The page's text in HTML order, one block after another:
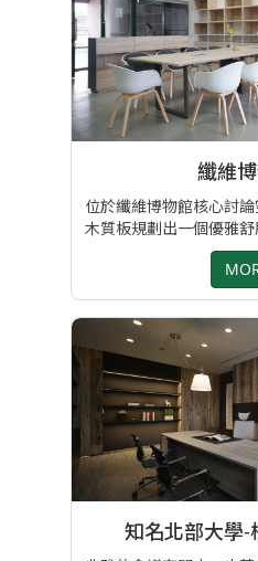
纖維
位於纖維博物館核心討
木質板規劃出一個優雅
議、展示、屏障
知名北部大學-